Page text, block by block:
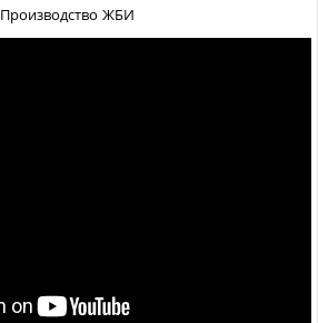
Производство ЖБИ